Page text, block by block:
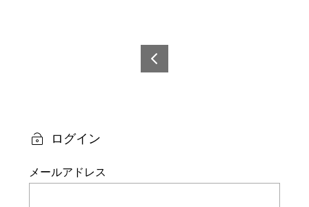
ー
ログイン
メールアドレス